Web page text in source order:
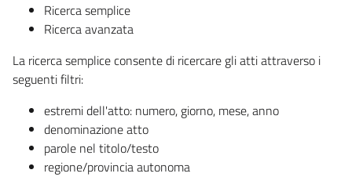
Ricerca semplice
Ricerca avanzata
La ricerca semplice consente di ricercare gli atti attraverso i
seguenti filtri:
estremi dell'atto: numero, giorno, mese, anno
denominazione atto
parole nel titolo/testo
regione/provincia autonoma